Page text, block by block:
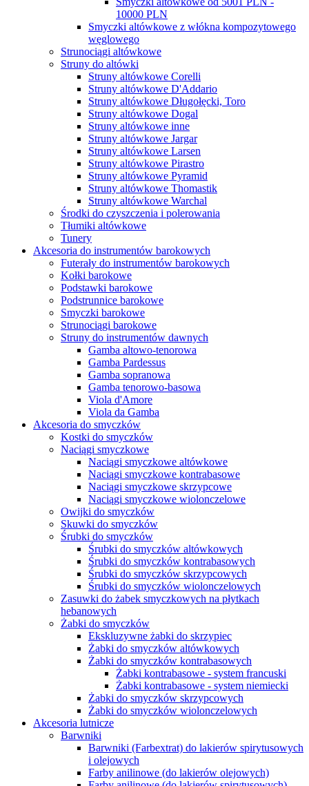
10000 PLN
Smyczki altówkowe z włókna kompozytowego
węglowego
Strunociągi altówkowe
Struny do altówki
Struny altówkowe Corelli
Struny altówkowe D'Addario
Struny altówkowe Długołęcki, Toro
Struny altówkowe Dogal
Struny altówkowe inne
Struny altówkowe Jargar
Struny altówkowe Larsen
Struny altówkowe Pirastro
Struny altówkowe Pyramid
Struny altówkowe Thomastik
Struny altówkowe Warchal
Środki do czyszczenia i polerowania
Tłumiki altówkowe
Tunery
Akcesoria do instrumentów barokowych
Futerały do instrumentów barokowych
Kołki barokowe
Podstawki barokowe
Podstrunnice barokowe
Smyczki barokowe
Strunociągi barokowe
Struny do instrumentów dawnych
Gamba altowo-tenorowa
Gamba Pardessus
Gamba sopranowa
Gamba tenorowo-basowa
Viola d'Amore
Viola da Gamba
Akcesoria do smyczków
Kostki do smyczków
Naciągi smyczkowe
Naciągi smyczkowe altówkowe
Naciągi smyczkowe kontrabasowe
Naciągi smyczkowe skrzypcowe
Naciągi smyczkowe wiolonczelowe
Owijki do smyczków
Skuwki do smyczków
Śrubki do smyczków
Śrubki do smyczków altówkowych
Śrubki do smyczków kontrabasowych
Śrubki do smyczków skrzypcowych
Śrubki do smyczków wiolonczelowych
Zasuwki do żabek smyczkowych na płytkach
hebanowych
Żabki do smyczków
Ekskluzywne żabki do skrzypiec
Żabki do smyczków altówkowych
Żabki do smyczków kontrabasowych
Żabki kontrabasowe - system francuski
Żabki kontrabasowe - system niemiecki
Żabki do smyczków skrzypcowych
Żabki do smyczków wiolonczelowych
Akcesoria lutnicze
Barwniki
Barwniki (Farbextrat) do lakierów spirytusowych
i olejowych
Farby anilinowe (do lakierów olejowych)